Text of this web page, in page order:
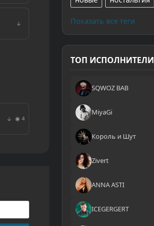
Показать все теги
ТОП ИСПОЛНИТЕЛИ
SQWOZ BAB
MiyaGi
Король и Шут
Zivert
ANNA ASTI
ICEGERGERT
↓
↓ ◉ 4